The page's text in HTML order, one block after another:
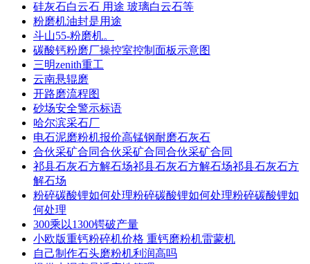
硅灰石白云石 用途 玻璃白云石等
粉磨机油封是用途
斗山55-粉磨机。
碳酸钙粉磨厂操控室控制面板示意图
三明zenith重工
云南悬辊磨
开路磨流程图
砂场安全警示标语
哈尔滨采石厂
电石泥磨粉机报价高锰钢耐磨石灰石
合伙采矿合同合伙采矿合同合伙采矿合同
祁县石灰石方解石场祁县石灰石方解石场祁县石灰石方
解石场
粉碎碳酸锂如何处理粉碎碳酸锂如何处理粉碎碳酸锂如
何处理
300乘以1300锷破产量
小欧版重钙粉碎机价格 重钙磨粉机雷蒙机
自己制作石头磨粉机利润高吗